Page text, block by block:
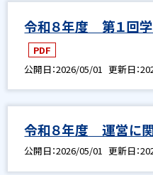
令和８年度 第１回
PDF
公開日 2026/05/01 更新日
令和８年度 運営に
公開日 2026/05/01 更新日